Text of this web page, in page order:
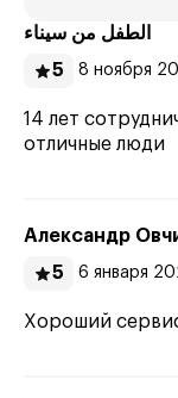
الطفل من سيناء
5
8 ноября
14 лет
отличные люди
Александр
5
6 января
Хороший